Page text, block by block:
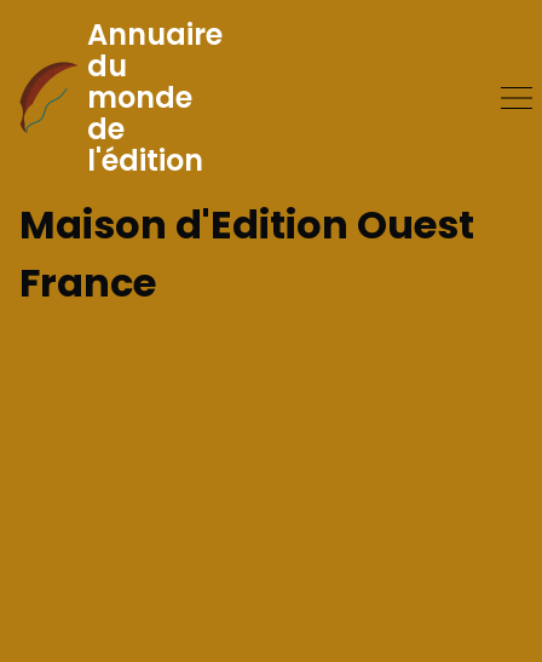
Skip
to
Content
Annuaire
du
monde
de
l'édition
Maison d'Edition Ouest
France